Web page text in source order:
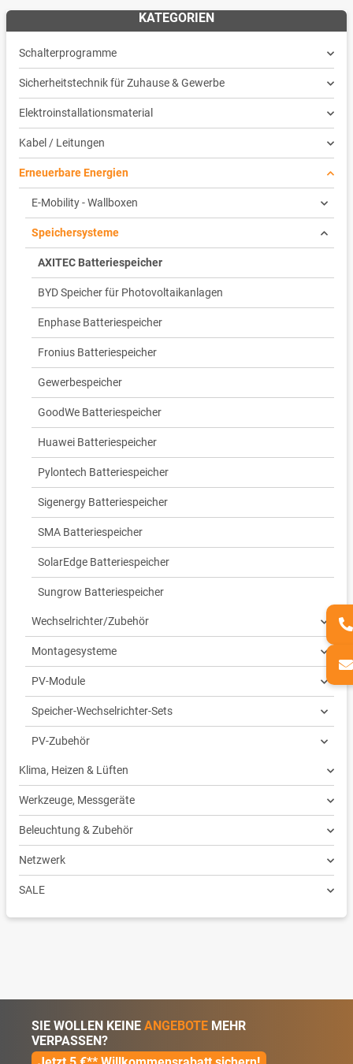
KATEGORIEN
Schalterprogramme
Sicherheitstechnik für Zuhause & Gewerbe
Elektroinstallationsmaterial
Kabel / Leitungen
Erneuerbare Energien
E-Mobility - Wallboxen
Speichersysteme
AXITEC Batteriespeicher
BYD Speicher für Photovoltaikanlagen
Enphase Batteriespeicher
Fronius Batteriespeicher
Gewerbespeicher
GoodWe Batteriespeicher
Huawei Batteriespeicher
Pylontech Batteriespeicher
Sigenergy Batteriespeicher
SMA Batteriespeicher
SolarEdge Batteriespeicher
Sungrow Batteriespeicher
Wechselrichter/Zubehör
Montagesysteme
PV-Module
Speicher-Wechselrichter-Sets
PV-Zubehör
Klima, Heizen & Lüften
Werkzeuge, Messgeräte
Beleuchtung & Zubehör
Netzwerk
SALE
SIE WOLLEN KEINE ANGEBOTE MEHR
VERPASSEN?